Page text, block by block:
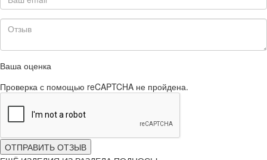
Ваша оценка
Проверка с помощью reCAPTCHA не пройдена.
ОТПРАВИТЬ ОТЗЫВ